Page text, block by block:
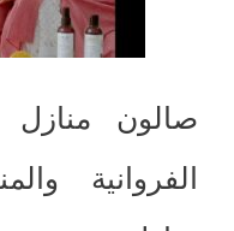
صالون
الفروانية